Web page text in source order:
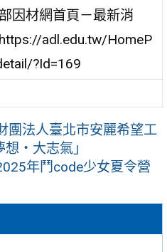
因材網首頁－最新消
adl.edu.tw/HomeP
?Id=169
團法人臺北市安麗希望工
‧大志氣」
年鬥code少女夏令營